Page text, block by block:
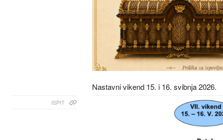
Nastavni vikend 15. i 16. svibnja 2026.
ISPIT